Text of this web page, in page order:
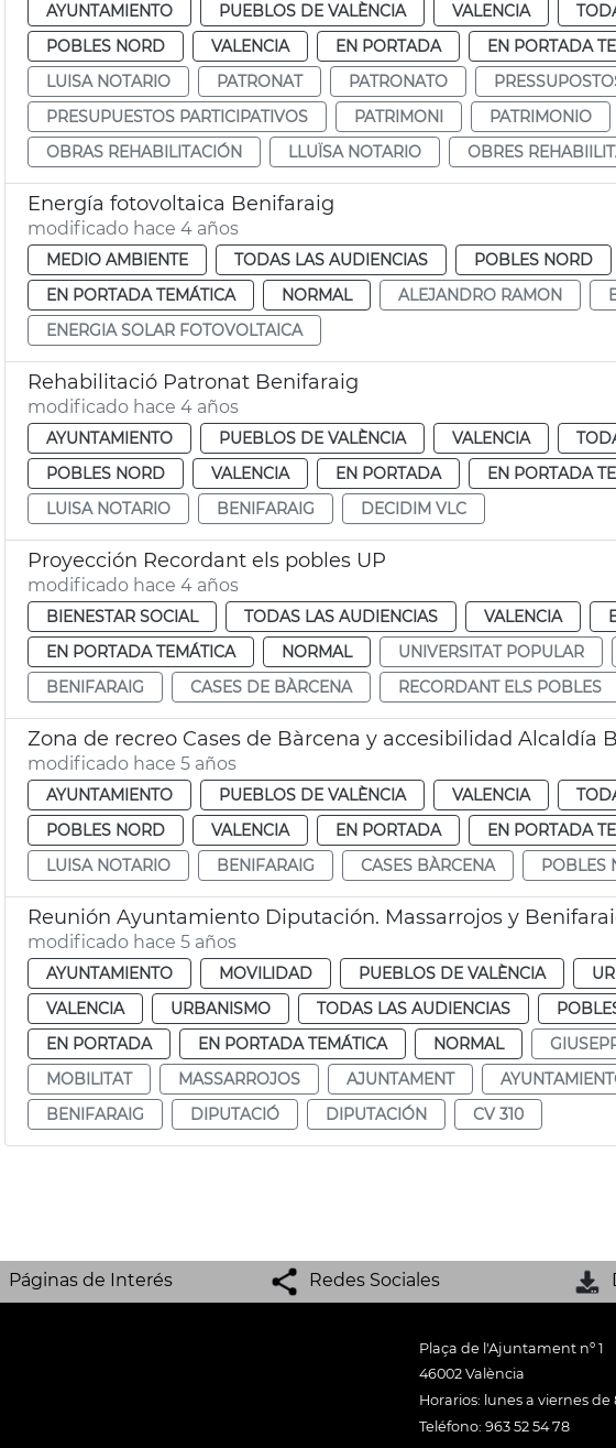
AYUNTAMIENTO PUEBLOS DE VALÈNCIA VALENCIA
POBLES NORD
VALENCIA EN PORTADA EN PORTADA
LUISA NOTARIO
PATRONAT PATRONATO
PRESUPUESTOS PARTICIPATIVOS
PATRIMONI PATRIMONIO
OBRAS REHABILITACIÓN
LLUÏSA NOTARIO OBRES
Energía fotovoltaica Benifaraig
modificado hace 4 años
MEDIO AMBIENTE TODAS LAS AUDIENCIAS POBLES NORD
EN PORTADA TEMÁTICA
NORMAL ALEJANDRO RAMON
ENERGIA SOLAR FOTOVOLTAICA
Rehabilitació Patronat Benifaraig
modificado hace 4 años
AYUNTAMIENTO PUEBLOS DE VALÈNCIA VALENCIA
POBLES NORD
VALENCIA EN PORTADA EN PORTADA
LUISA NOTARIO
BENIFARAIG DECIDIM VLC
Proyección Recordant els pobles UP
modificado hace 4 años
BIENESTAR SOCIAL TODAS LAS AUDIENCIAS VALENCIA
EN PORTADA TEMÁTICA
NORMAL UNIVERSITAT POPULAR
BENIFARAIG
CASES DE BÀRCENA RECORDANT ELS POBLES
Zona de recreo Cases de Bàrcena y accesibilidad Alcaldía
modificado hace 5 años
AYUNTAMIENTO PUEBLOS DE VALÈNCIA VALENCIA
POBLES NORD
VALENCIA EN PORTADA EN PORTADA
LUISA NOTARIO
BENIFARAIG CASES BÀRCENA POBLES
Reunión Ayuntamiento Diputación. Massarrojos y
modificado hace 5 años
AYUNTAMIENTO MOVILIDAD PUEBLOS DE VALÈNCIA
VALENCIA
URBANISMO TODAS LAS AUDIENCIAS
EN PORTADA
EN PORTADA TEMÁTICA NORMAL
MOBILITAT
MASSARROJOS AJUNTAMENT
BENIFARAIG
DIPUTACIÓ DIPUTACIÓN CV 310
Páginas de Interés Redes Sociales
Plaça de l'Ajuntament nº 1
46002 València
Horarios: lunes a viernes de
Teléfono: 963 52 54 78